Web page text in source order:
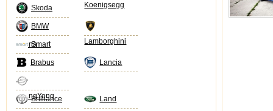
Koenigsegg
Skoda
BMW
Alpina Lamborghini
Smart
Brabus Lancia
SsangYong
Brilliance Land